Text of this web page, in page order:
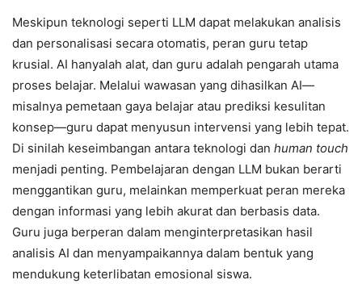
Meskipun teknologi seperti LLM dapat melakukan analisis
dan personalisasi secara otomatis, peran guru tetap
krusial. AI hanyalah alat, dan guru adalah pengarah utama
proses belajar. Melalui wawasan yang dihasilkan AI—
misalnya pemetaan gaya belajar atau prediksi kesulitan
konsep—guru dapat menyusun intervensi yang lebih tepat.
Di sinilah keseimbangan antara teknologi dan human touch
menjadi penting. Pembelajaran dengan LLM bukan berarti
menggantikan guru, melainkan memperkuat peran mereka
dengan informasi yang lebih akurat dan berbasis data.
Guru juga berperan dalam menginterpretasikan hasil
analisis AI dan menyampaikannya dalam bentuk yang
mendukung keterlibatan emosional siswa.